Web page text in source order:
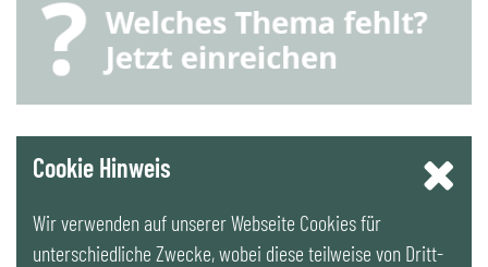
YouTube
LinkedIn
Cookie Hinweis
Wir verwenden auf unserer Webseite Cookies für
unterschiedliche Zwecke, wobei diese teilweise von Dritt-